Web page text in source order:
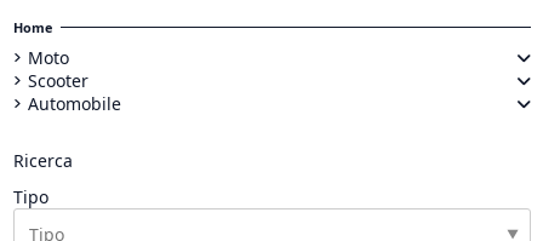
Home
Moto
Scooter
Automobile
Ricerca
Tipo
▼